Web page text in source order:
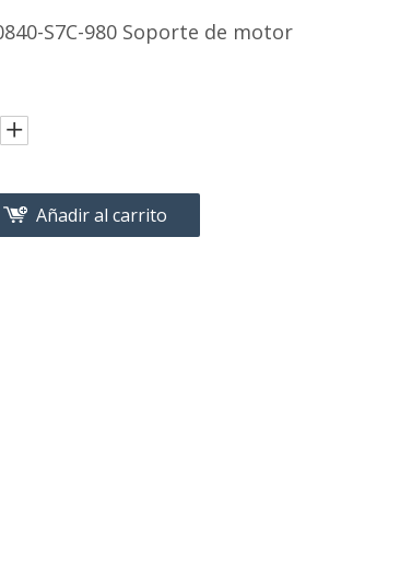
S7C-980 Soporte de motor
Añadir al carrito